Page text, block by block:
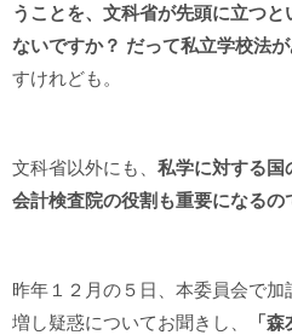
うことを、文科省が先頭に立つ
ないですか？ だって私立学校法
すけれども。
文科省以外にも、 私学に対する国
会計検査院の役割も重要になるの
昨年１２月の５日、本委員会で
増し疑惑についてお聞きし、
「